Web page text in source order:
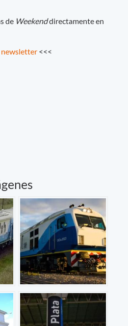
de Weekenddirectamente en
newsletter <<<